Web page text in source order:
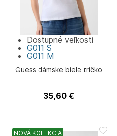
Guess dámske biele tričko
35,60 €
Dostupné veľkosti
G011 S
G011 M
NOVÁ KOLEKCIA